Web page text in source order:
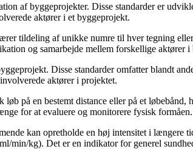
af byggeprojekter. Disse standarder er
aktører i et byggeprojekt.
tildeling af unikke numre til hver tegning
og samarbejde mellem forskellige aktører i
Disse standarder omfatter blandt
aktører i projektet.
på en bestemt distance eller på et
for at evaluere og monitorere fysisk formåen.
kan opretholde en høj intensitet i længere
min/kg). Det er en indikator for generel